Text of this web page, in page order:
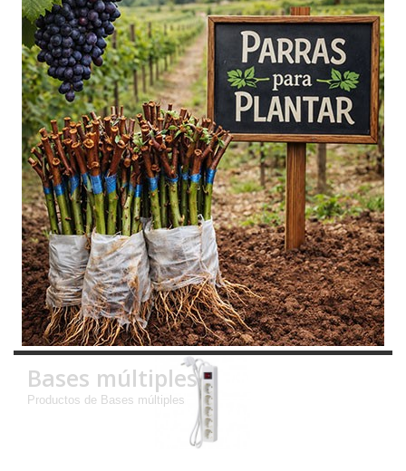
Bases múltiples
Productos de Bases múltiples